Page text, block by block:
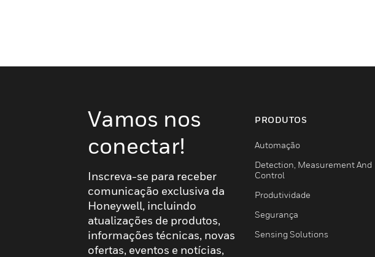
Vamos nos
conectar!
Inscreva-se para receber
comunicação exclusiva da
Honeywell, incluindo
atualizações de produtos,
informações técnicas, novas
ofertas, eventos e notícias,
PRODUTOS
Automação
Detection, Measurement And
Control
Produtividade
Segurança
Sensing Solutions